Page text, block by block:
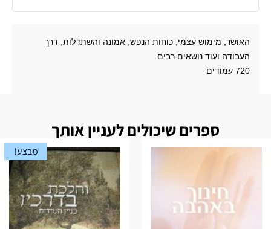
האושר, מימוש עצמי, כוחות הנפש, אמונה והשתדלות, דרך
העבודה ועוד נושאים רבים.
720 עמודים
ספרים שיכולים לעניין אותך
מבצע!